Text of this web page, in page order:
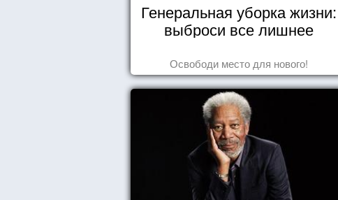
Генеральная уборка жизни:
выброси все лишнее
Освободи место для нового!